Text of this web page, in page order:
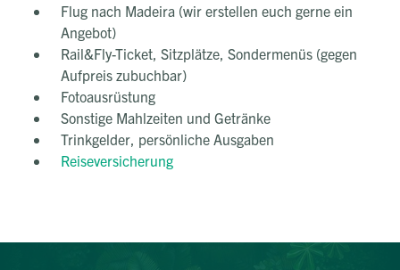
Flug nach Madeira (wir erstellen euch gerne ein
Angebot)
Rail&Fly-Ticket, Sitzplätze, Sondermenüs (gegen
Aufpreis zubuchbar)
Fotoausrüstung
Sonstige Mahlzeiten und Getränke
Trinkgelder, persönliche Ausgaben
Reiseversicherung